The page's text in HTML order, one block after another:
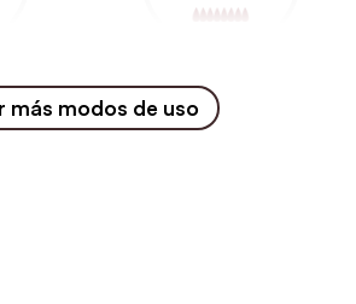
Grillados
CON PRECALENTADO
más modos de uso